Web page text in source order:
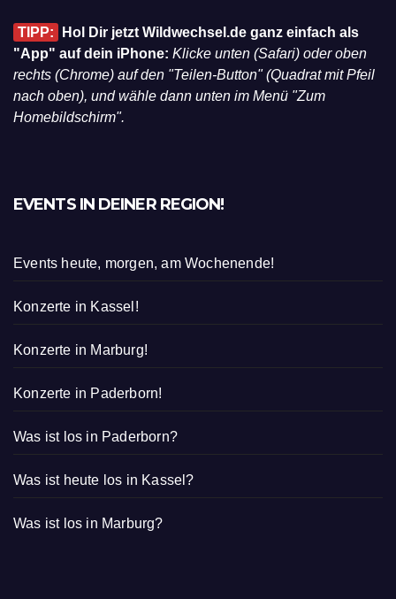
TIPP:
Hol Dir jetzt Wildwechsel.de ganz einfach als
"App" auf dein iPhone: Klicke unten (Safari) oder oben
rechts (Chrome) auf den "Teilen-Button" (Quadrat mit Pfeil
nach oben), und wähle dann unten im Menü "Zum
Homebildschirm".
EVENTS IN DEINER REGION!
Events heute, morgen, am Wochenende!
Konzerte in Kassel!
Konzerte in Marburg!
Konzerte in Paderborn!
Was ist los in Paderborn?
Was ist heute los in Kassel?
Was ist los in Marburg?